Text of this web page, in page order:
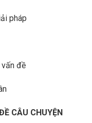
pháp
đề
CÂU CHUYỆN